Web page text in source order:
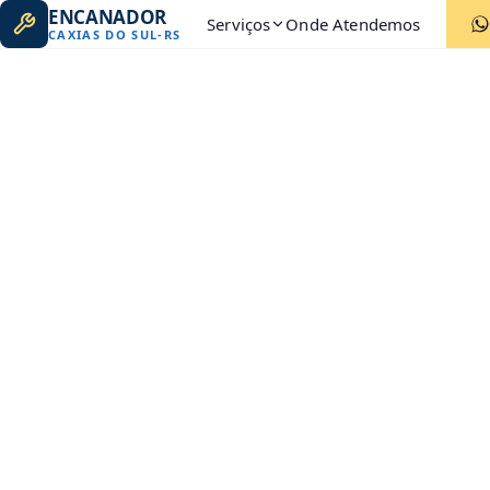
ENCANADOR
CAXIAS DO SUL- RS Serviços Onde Atendemos